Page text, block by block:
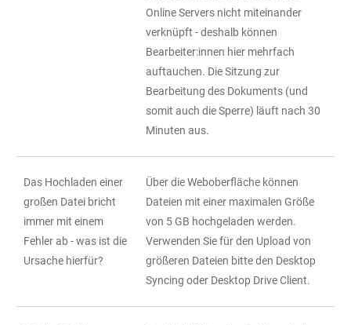
Online Servers nicht miteinander
verknüpft - deshalb können
Bearbeiter:innen hier mehrfach
auftauchen. Die Sitzung zur
Bearbeitung des Dokuments (und
somit auch die Sperre) läuft nach 30
Minuten aus.
Das Hochladen einer
großen Datei bricht
immer mit einem
Fehler ab - was ist die
Ursache hierfür?
Über die Weboberfläche können
Dateien mit einer maximalen Größe
von 5 GB hochgeladen werden.
Verwenden Sie für den Upload von
größeren Dateien bitte den Desktop
Syncing oder Desktop Drive Client.